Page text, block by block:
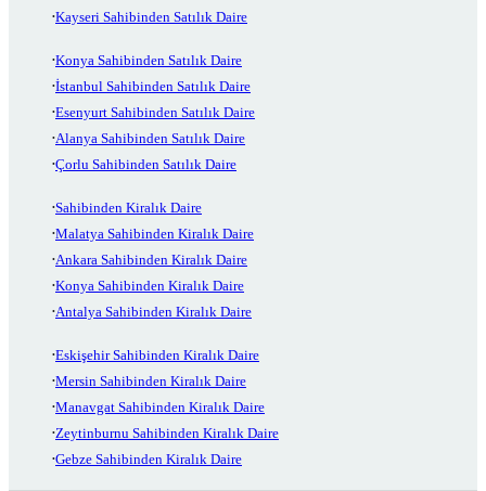
Kayseri Sahibinden Satılık Daire
Konya Sahibinden Satılık Daire
İstanbul Sahibinden Satılık Daire
Esenyurt Sahibinden Satılık Daire
Alanya Sahibinden Satılık Daire
Çorlu Sahibinden Satılık Daire
Sahibinden Kiralık Daire
Malatya Sahibinden Kiralık Daire
Ankara Sahibinden Kiralık Daire
Konya Sahibinden Kiralık Daire
Antalya Sahibinden Kiralık Daire
Eskişehir Sahibinden Kiralık Daire
Mersin Sahibinden Kiralık Daire
Manavgat Sahibinden Kiralık Daire
Zeytinburnu Sahibinden Kiralık Daire
Gebze Sahibinden Kiralık Daire